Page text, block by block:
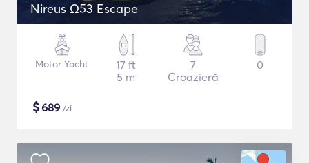
Nireus Ω53 Escape
Motor Yacht
17 ft
5 m
7
Croazieră
0
$689 /zi